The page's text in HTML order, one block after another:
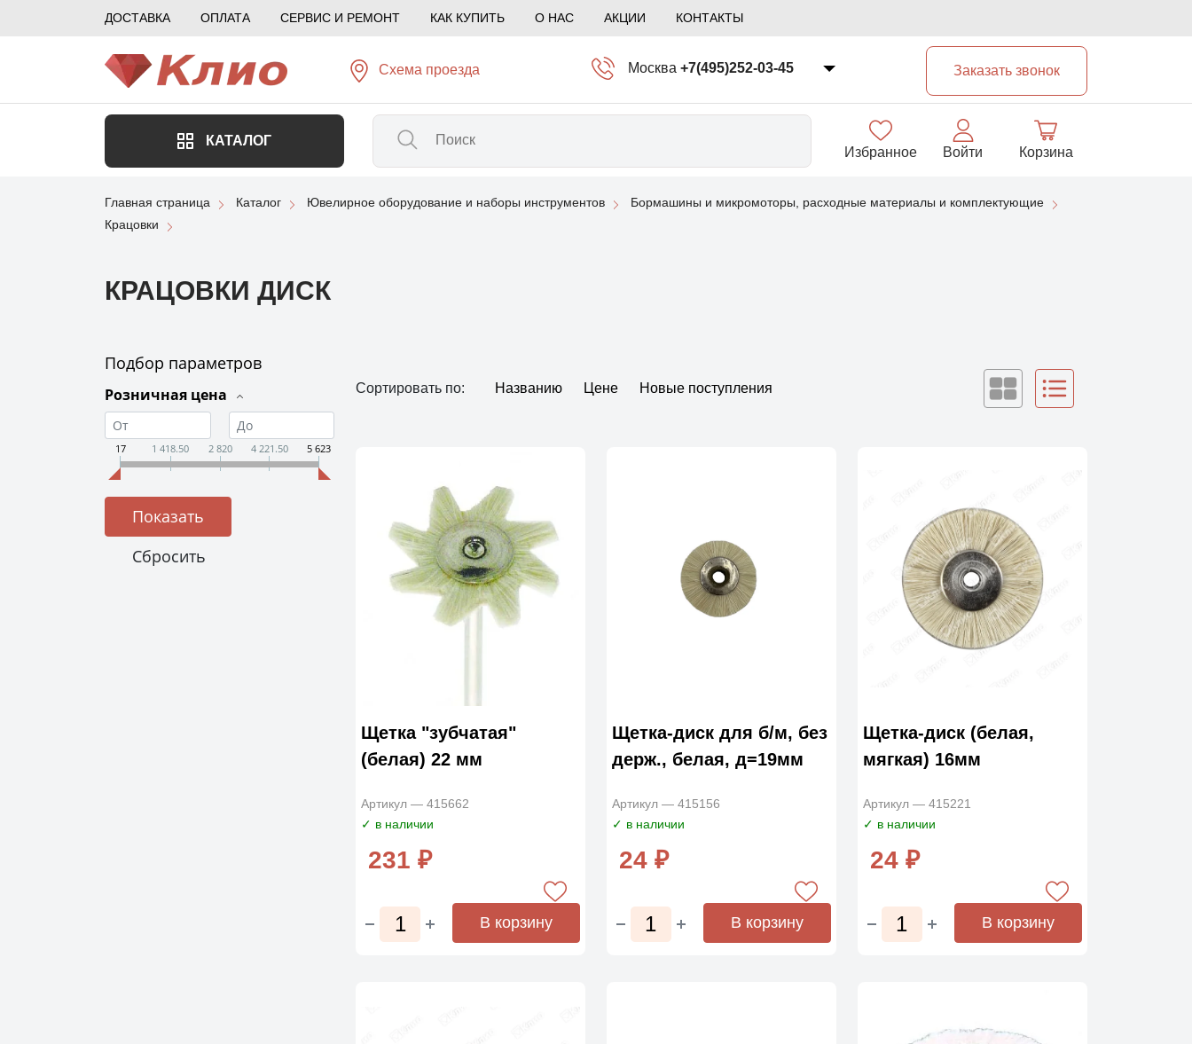
ДОСТАВКА ОПЛАТА СЕРВИС И РЕМОНТ КАК КУПИТЬ О НАС АКЦИИ КОНТАКТЫ
Схема проезда Москва +7(495)252-03-45
Заказать звонок
КАТАЛОГ
Избранное Войти Корзина
Главная страница Каталог Ювелирное оборудование и наборы инструментов
Бормашины и микромоторы, расходные материалы и комплектующие
Крацовки
КРАЦОВКИ ДИСК
Подбор параметров
Розничная цена
17 1 418.50 2 820 4 221.50 5 623
Сортировать по: Названию Цене Новые поступления
Щетка "зубчатая"
(белая) 22 мм
Артикул — 415662
✓ в наличии
231 ₽
В корзину
Щетка-диск для б/м, без
держ., белая, д=19мм
Артикул — 415156
✓ в наличии
24 ₽
В корзину
Щетка-диск (белая,
мягкая) 16мм
Артикул — 415221
✓ в наличии
24 ₽
В корзину